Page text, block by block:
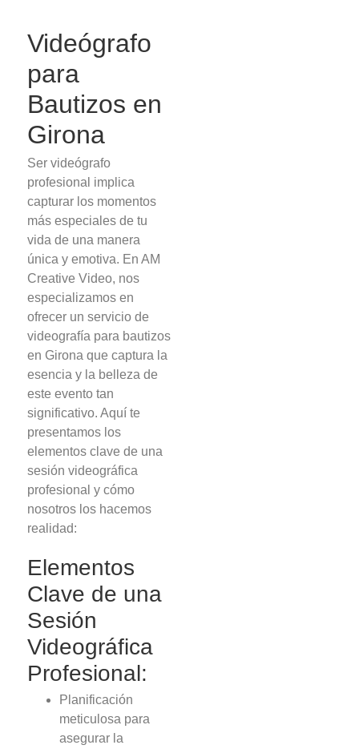
Videógrafo
para
Bautizos en
Girona
Ser videógrafo
profesional implica
capturar los momentos
más especiales de tu
vida de una manera
única y emotiva. En AM
Creative Video, nos
especializamos en
ofrecer un servicio de
videografía para bautizos
en Girona que captura la
esencia y la belleza de
este evento tan
significativo. Aquí te
presentamos los
elementos clave de una
sesión videográfica
profesional y cómo
nosotros los hacemos
realidad:
Elementos
Clave de una
Sesión
Videográfica
Profesional:
Planificación
meticulosa para
asegurar la